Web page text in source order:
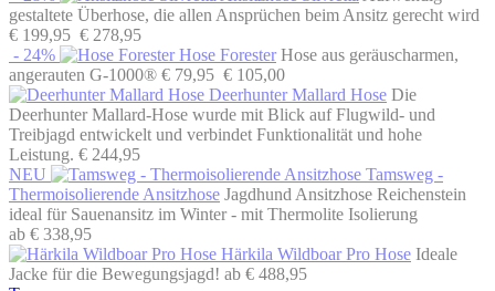
gestaltete Überhose, die allen Ansprüchen beim Ansitz gerecht wird
€ 199,95 € 278,95
- 24%
Hose Forester Hose aus geräuscharmen,
angerauten G-1000® € 79,95 € 105,00
Deerhunter Mallard Hose Die
Deerhunter Mallard-Hose wurde mit Blick auf Flugwild- und
Treibjagd entwickelt und verbindet Funktionalität und hohe
Leistung. € 244,95
NEU
Tamsweg -
Thermoisolierende Ansitzhose Jagdhund Ansitzhose Reichenstein
ideal für Sauenansitz im Winter - mit Thermolite Isolierung
ab € 338,95
Härkila Wildboar Pro Hose Ideale
Jacke für die Bewegungsjagd! ab € 488,95